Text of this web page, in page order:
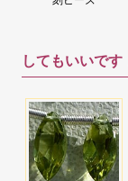
してもいいです